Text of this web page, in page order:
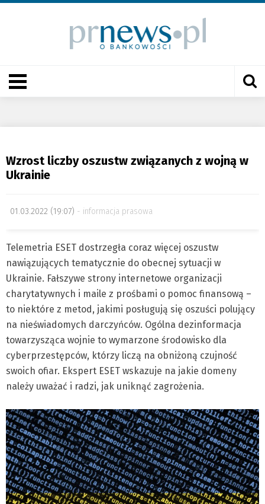
Wzrost liczby oszustw związanych z wojną w
Ukrainie
01.03.2022 (19:07) informacja prasowa
Telemetria ESET dostrzegła coraz więcej oszustw
nawiązujących tematycznie do obecnej sytuacji w
Ukrainie. Fałszywe strony internetowe organizacji
charytatywnych i maile z prośbami o pomoc finansową –
to niektóre z metod, jakimi posługują się oszuści polujący
na nieświadomych darczyńców. Ogólna dezinformacja
towarzysząca wojnie to wymarzone środowisko dla
cyberprzestępców, którzy liczą na obniżoną czujność
swoich ofiar. Ekspert ESET wskazuje na jakie domeny
należy uważać i radzi, jak uniknąć zagrożenia.